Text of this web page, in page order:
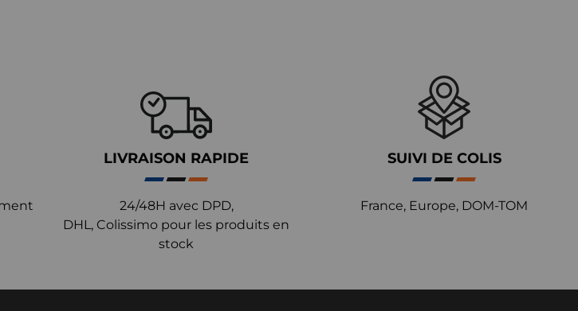
LIVRAISON RAPIDE
24/48H avec DPD,
DHL, Colissimo pour les produits en
stock
SUIVI DE COLIS
France, Europe, DOM-TOM